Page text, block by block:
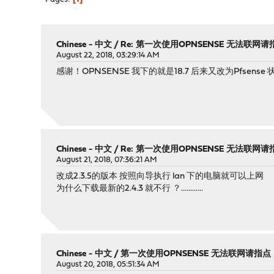
Chinese - 中文 /Re: 第一次使用OPNSENSE 无法联网请
August 22, 2018, 03:29:14 AM
感谢！OPNSENSE 我下的就是18.7 后来又改为Pfsense
Chinese - 中文 /Re: 第一次使用OPNSENSE 无法联网请
August 21, 2018, 07:36:21 AM
改成2.3.5的版本 按照向导执行 lan 下的电脑就可以上网
为什么下载最新的2.4.3 就不行 ？............
Chinese - 中文 /第一次使用OPNSENSE 无法联网请指点
August 20, 2018, 05:51:34 AM